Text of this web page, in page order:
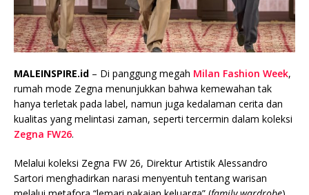
MALEINSPIRE.id – Di panggung megah Milan Fashion Week,
rumah mode Zegna menunjukkan bahwa kemewahan tak
hanya terletak pada label, namun juga kedalaman cerita dan
kualitas yang melintasi zaman, seperti tercermin dalam koleksi
Zegna FW26.
Melalui koleksi Zegna FW 26, Direktur Artistik Alessandro
Sartori menghadirkan narasi menyentuh tentang warisan